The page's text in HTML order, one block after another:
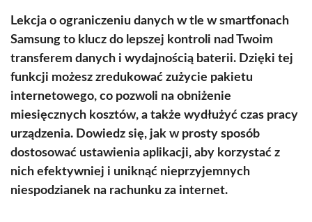
Lekcja o ograniczeniu danych w tle w smartfonach
Samsung to klucz do lepszej kontroli nad Twoim
transferem danych i wydajnością baterii. Dzięki tej
funkcji możesz zredukować zużycie pakietu
internetowego, co pozwoli na obniżenie
miesięcznych kosztów, a także wydłużyć czas pracy
urządzenia. Dowiedz się, jak w prosty sposób
dostosować ustawienia aplikacji, aby korzystać z
nich efektywniej i uniknąć nieprzyjemnych
niespodzianek na rachunku za internet.